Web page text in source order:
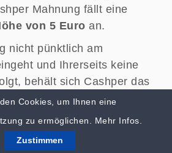
Mahnung fällt eine
von 5 Euro an.
nicht pünktlich am
und Ihrerseits keine
behält sich Cashper das
Informationsbüro über den
Verpflichtungen zu
nach Zusendung der
Cashper die Forderung an
Cookies, um Ihnen eine
zu ermöglichen. Mehr Infos.
Zustimmen